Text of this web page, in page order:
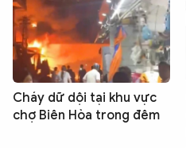
Cháy dữ dội tại khu vực
chợ Biên Hòa trong đêm